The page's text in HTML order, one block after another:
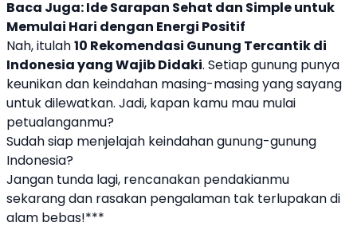
Baca Juga:Ide Sarapan Sehat dan Simple untuk
Memulai Hari dengan Energi Positif
Nah, itulah10 Rekomendasi Gunung Tercantik di
Indonesia yang Wajib Didaki. Setiap gunung punya
keunikan dan keindahan masing-masing yang sayang
untuk dilewatkan. Jadi, kapan kamu mau mulai
petualanganmu?
Sudah siap menjelajah keindahan gunung-gunung
Indonesia?
Jangan tunda lagi, rencanakan pendakianmu
sekarang dan rasakan pengalaman tak terlupakan di
alam bebas!***